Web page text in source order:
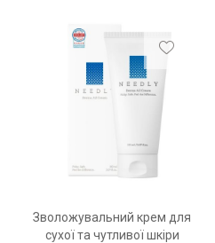
Зволожувальний крем для
сухої та чутливої шкіри